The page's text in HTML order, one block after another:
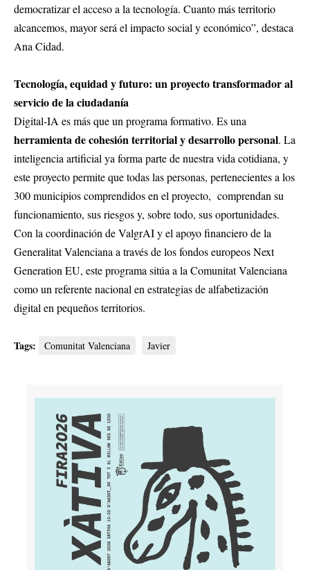
democratizar el acceso a la tecnología. Cuanto más territorio
alcancemos, mayor será el impacto social y económico”, destaca
Ana Cidad.
Tecnología, equidad y futuro: un proyecto transformador al
servicio de la ciudadanía
Digital-IA es más que un programa formativo. Es una
herramienta de cohesión territorial y desarrollo personal. La
inteligencia artificial ya forma parte de nuestra vida cotidiana, y
este proyecto permite que todas las personas, pertenecientes a los
300 municipios comprendidos en el proyecto, comprendan su
funcionamiento, sus riesgos y, sobre todo, sus oportunidades.
Con la coordinación de ValgrAI y el apoyo financiero de la
Generalitat Valenciana a través de los fondos europeos Next
Generation EU, este programa sitúa a la Comunitat Valenciana
como un referente nacional en estrategias de alfabetización
digital en pequeños territorios.
Tags: Comunitat Valenciana Javier